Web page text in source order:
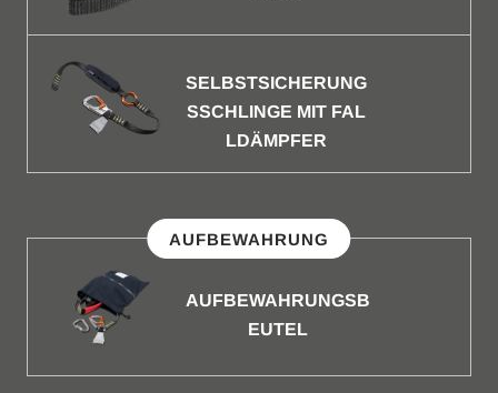
SELBSTSICHERUNG
SSCHLINGE MIT FAL
LDÄMPFER
AUFBEWAHRUNG
AUFBEWAHRUNGSB
EUTEL